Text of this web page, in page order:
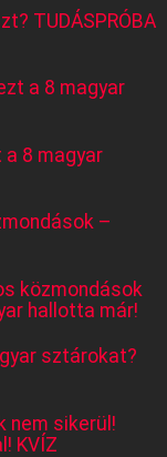
TUDÁSPRÓBA
a 8 magyar
8 magyar
–
közmondások
hallotta már!
sztárokat?
nem sikerül!
KVÍZ